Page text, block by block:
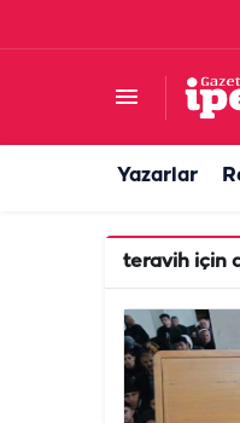
Yazarlar
teravih için